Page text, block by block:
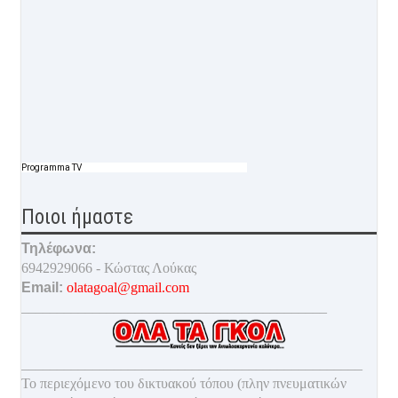
Programma TV
Ποιοι ήμαστε
Τηλέφωνα:
6942929066 - Κώστας Λούκας
Email: olatagoal@gmail.com
Το περιεχόμενο του δικτυακού τόπου (πλην πνευματικών